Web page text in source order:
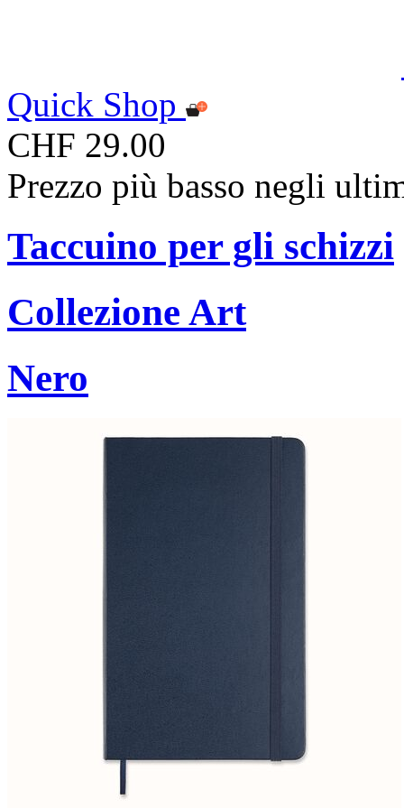
Quick Shop
CHF 29.00
Prezzo più basso negli
Taccuino per gli schizzi
Collezione Art
Nero